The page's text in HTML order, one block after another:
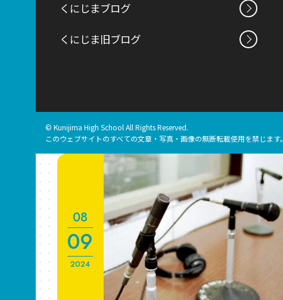
2024
08
09
くにじまブログ
くにじま旧ブログ
© Kunijima High School All Rights Reserved.
このウェブサイトのすべての文章・写真・画像の無断転載使用を禁じます。